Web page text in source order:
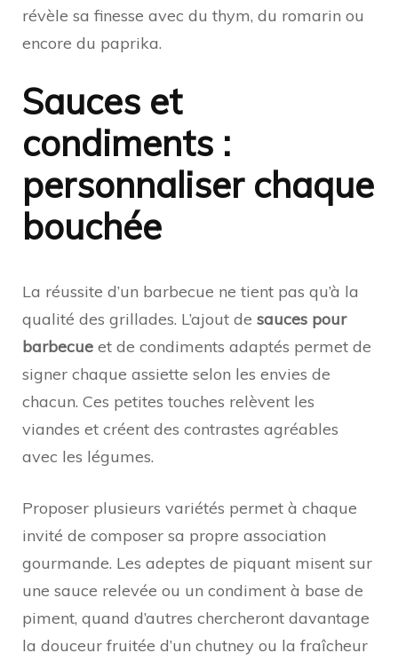
révèle sa finesse avec du thym, du romarin ou
encore du paprika.
Sauces et
condiments :
personnaliser chaque
bouchée
La réussite d’un barbecue ne tient pas qu’à la
qualité des grillades. L’ajout de sauces pour
barbecue et de condiments adaptés permet de
signer chaque assiette selon les envies de
chacun. Ces petites touches relèvent les
viandes et créent des contrastes agréables
avec les légumes.
Proposer plusieurs variétés permet à chaque
invité de composer sa propre association
gourmande. Les adeptes de piquant misent sur
une sauce relevée ou un condiment à base de
piment, quand d’autres chercheront davantage
la douceur fruitée d’un chutney ou la fraîcheur